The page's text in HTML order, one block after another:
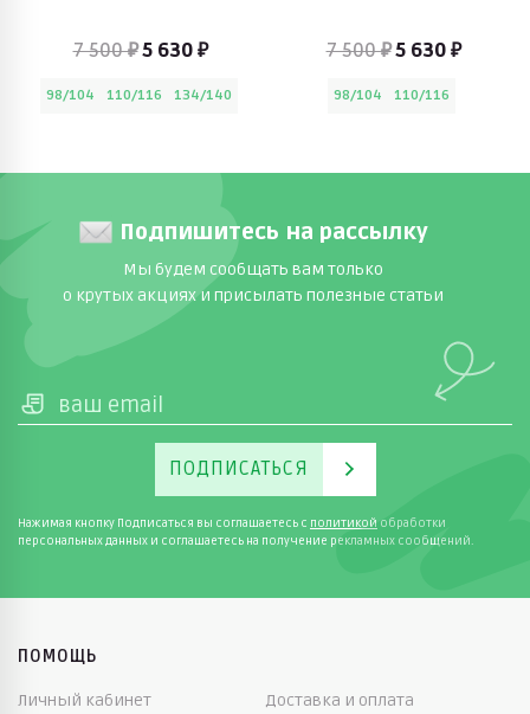
7 500 ₽5 630 ₽
98/104 110/116 134/140
7 500 ₽5 630 ₽
98/104 110/116
Подпишитесь на рассылку
Мы будем сообщать вам только
о крутых акциях и присылать полезные статьи
ПОДПИСАТЬСЯ
Нажимая кнопку Подписаться вы соглашаетесь с политикой обработки
персональных данных и соглашаетесь на получение рекламных сообщений.
ПОМОЩЬ
Личный кабинет Доставка и оплата